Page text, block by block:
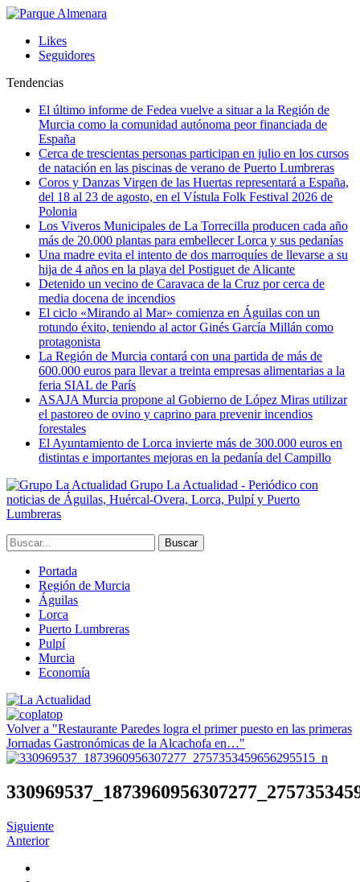
Likes
Seguidores
Tendencias
El último informe de Fedea vuelve a situar a la Región de
Murcia como la comunidad autónoma peor financiada de
España
Cerca de trescientas personas participan en julio en los cursos
de natación en las piscinas de verano de Puerto Lumbreras
Coros y Danzas Virgen de las Huertas representará a España,
del 18 al 23 de agosto, en el Vístula Folk Festival 2026 de
Polonia
Los Viveros Municipales de La Torrecilla producen cada año
más de 20.000 plantas para embellecer Lorca y sus pedanías
Una madre evita el intento de dos marroquíes de llevarse a su
hija de 4 años en la playa del Postiguet de Alicante
Detenido un vecino de Caravaca de la Cruz por cerca de
media docena de incendios
El ciclo «Mirando al Mar» comienza en Águilas con un
rotundo éxito, teniendo al actor Ginés García Millán como
protagonista
La Región de Murcia contará con una partida de más de
600.000 euros para llevar a treinta empresas alimentarias a la
feria SIAL de París
ASAJA Murcia propone al Gobierno de López Miras utilizar
el pastoreo de ovino y caprino para prevenir incendios
forestales
El Ayuntamiento de Lorca invierte más de 300.000 euros en
distintas e importantes mejoras en la pedanía del Campillo
Grupo La Actualidad - Periódico con
noticias de Águilas, Huércal-Overa, Lorca, Pulpí y Puerto
Lumbreras
Portada
Región de Murcia
Águilas
Lorca
Puerto Lumbreras
Pulpí
Murcia
Economía
Volver a "Restaurante Paredes logra el primer puesto en las primeras
Jornadas Gastronómicas de la Alcachofa en…"
Siguiente
Anterior